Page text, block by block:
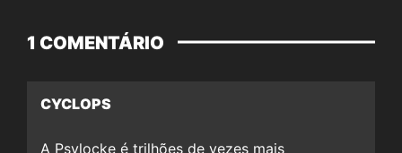
1 COMENTÁRIO
CYCLOPS
A Psylocke é trilhões de vezes mais